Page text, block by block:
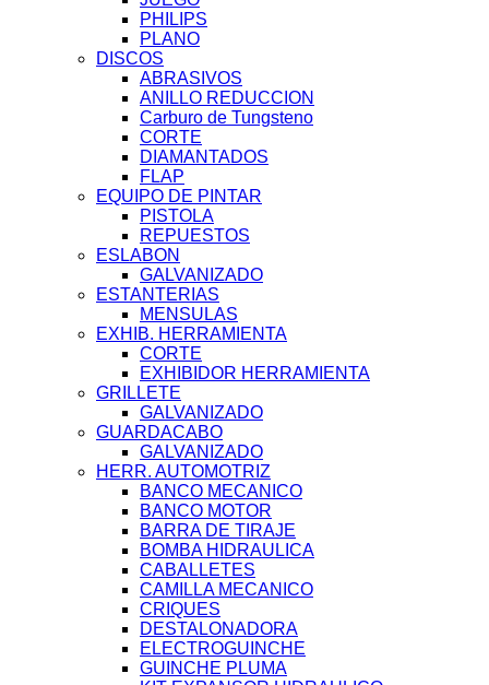
PHILIPS
PLANO
DISCOS
ABRASIVOS
ANILLO REDUCCION
Carburo de Tungsteno
CORTE
DIAMANTADOS
FLAP
EQUIPO DE PINTAR
PISTOLA
REPUESTOS
ESLABON
GALVANIZADO
ESTANTERIAS
MENSULAS
EXHIB. HERRAMIENTA
CORTE
EXHIBIDOR HERRAMIENTA
GRILLETE
GALVANIZADO
GUARDACABO
GALVANIZADO
HERR. AUTOMOTRIZ
BANCO MECANICO
BANCO MOTOR
BARRA DE TIRAJE
BOMBA HIDRAULICA
CABALLETES
CAMILLA MECANICO
CRIQUES
DESTALONADORA
ELECTROGUINCHE
GUINCHE PLUMA